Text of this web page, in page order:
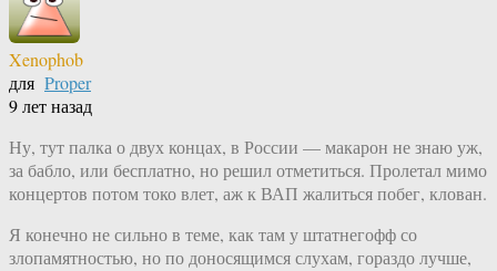
Xenophob
для Proper
9 лет назад
Ну, тут палка о двух концах, в России — макарон не знаю уж,
за бабло, или бесплатно, но решил отметиться. Пролетал мимо
концертов потом токо влет, аж к ВАП жалиться побег, клован.
Я конечно не сильно в теме, как там у штатнегофф со
злопамятностью, но по доносящимся слухам, гораздо лучше,